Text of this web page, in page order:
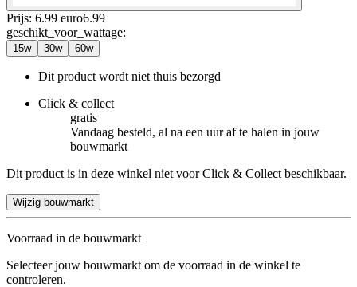
Prijs: 6.99 euro6.99
geschikt_voor_wattage:
15w 30w 60w
Dit product wordt niet thuis bezorgd
Click & collect
gratis
Vandaag besteld, al na een uur af te halen in jouw
bouwmarkt
Dit product is in deze winkel niet voor Click & Collect beschikbaar.
Wijzig bouwmarkt
Voorraad in de bouwmarkt
Selecteer jouw bouwmarkt om de voorraad in de winkel te
controleren.